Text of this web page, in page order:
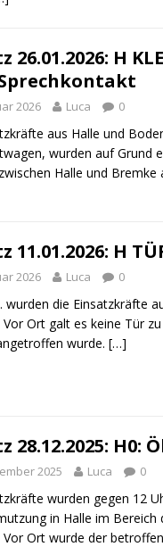
26.01.2026: H
2026 Luca 0
aus Halle und
wurden auf Grund
Halle und Bremke
11.01.2026: H
2026 Luca 0
wurden die Einsatzkräfte
Ort galt es keine Tür
wurde. […]
28.12.2025: H0:
2025 Luca 0
wurden gegen 12
in Halle im Bereich
Ort wurde der